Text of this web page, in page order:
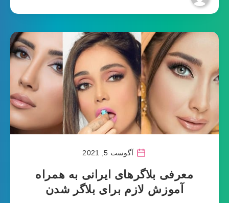
آگوست 5, 2021
معرفی بلاگرهای ایرانی به همراه
آموزش لازم برای بلاگر شدن